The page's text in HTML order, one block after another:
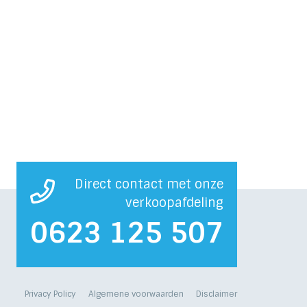
Direct contact met onze
verkoopafdeling
0623 125 507
Privacy Policy Algemene voorwaarden Disclaimer